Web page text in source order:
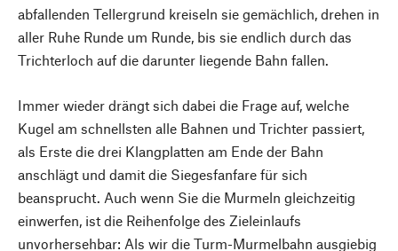
abfallenden Tellergrund kreiseln sie gemächlich, drehen in
aller Ruhe Runde um Runde, bis sie endlich durch das
Trichterloch auf die darunter liegende Bahn fallen.
Immer wieder drängt sich dabei die Frage auf, welche
Kugel am schnellsten alle Bahnen und Trichter passiert,
als Erste die drei Klangplatten am Ende der Bahn
anschlägt und damit die Siegesfanfare für sich
beansprucht. Auch wenn Sie die Murmeln gleichzeitig
einwerfen, ist die Reihenfolge des Zieleinlaufs
unvorhersehbar: Als wir die Turm-Murmelbahn ausgiebig